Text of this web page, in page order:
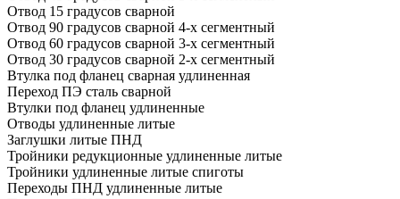
Отвод 15 градусов сварной
Отвод 90 градусов сварной 4-х сегментный
Отвод 60 градусов сварной 3-х сегментный
Отвод 30 градусов сварной 2-х сегментный
Втулка под фланец сварная удлиненная
Переход ПЭ сталь сварной
Втулки под фланец удлиненные
Отводы удлиненные литые
Заглушки литые ПНД
Тройники редукционные удлиненные литые
Тройники удлиненные литые спиготы
Переходы ПНД удлиненные литые